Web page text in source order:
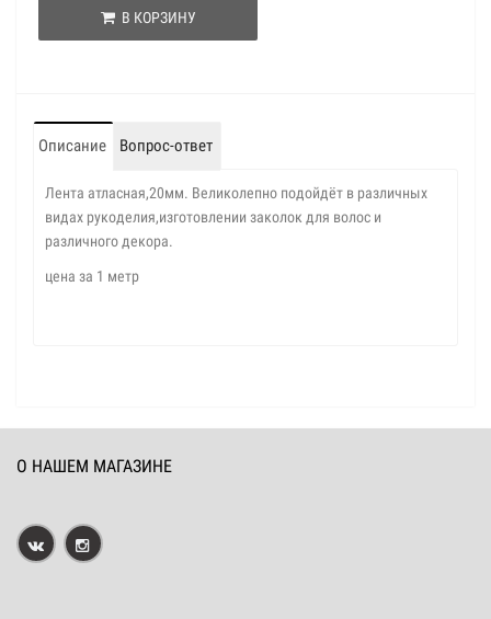
В КОРЗИНУ
Описание Вопрос-ответ
Лента атласная,20мм. Великолепно подойдёт в различных
видах рукоделия,изготовлении заколок для волос и
различного декора.
цена за 1 метр
О НАШЕМ МАГАЗИНЕ